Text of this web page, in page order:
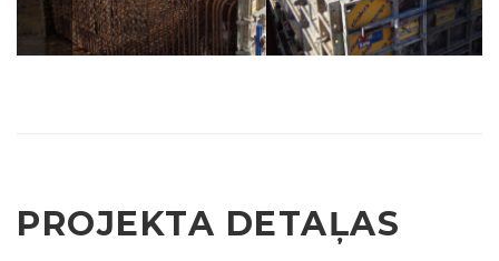
PROJEKTA DETAĻAS